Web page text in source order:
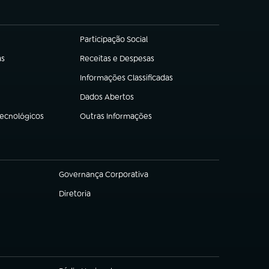
Participação Social
(abre em nova aba)
Receitas e Despesas
(abre em nova aba)
Informações Classificadas
(abre em nova aba)
Dados Abertos
(abre em nova aba)
Outras Informações
(abre em nova aba)
Governança Corporativa
(abre em nova aba)
Diretoria
(abre em nova aba)